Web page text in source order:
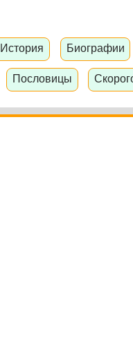
История Биографии
Пословицы